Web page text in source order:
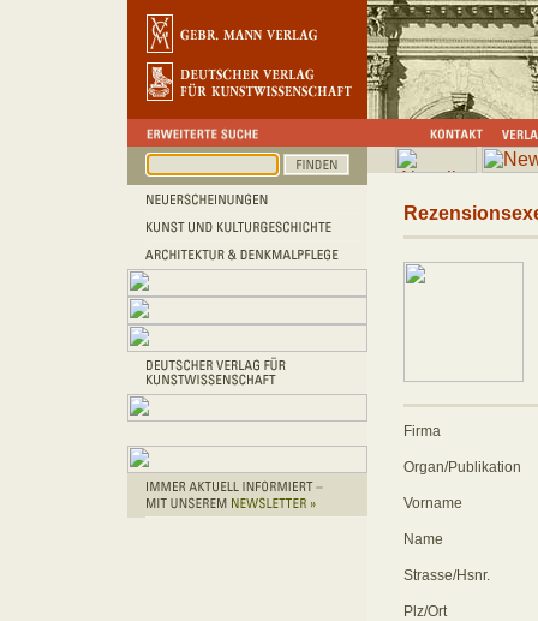
Firma
Organ/Publikation
Vorname
Name
Strasse/Hsnr.
Plz/Ort